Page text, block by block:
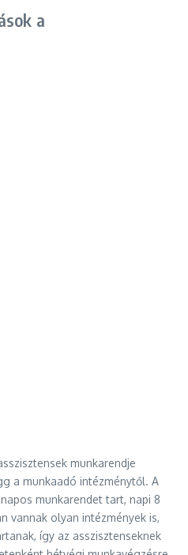
a
munkarendje
a munkaadó intézménytől. A
munkarendet tart, napi 8
vannak olyan intézmények is,
így az asszisztenseknek